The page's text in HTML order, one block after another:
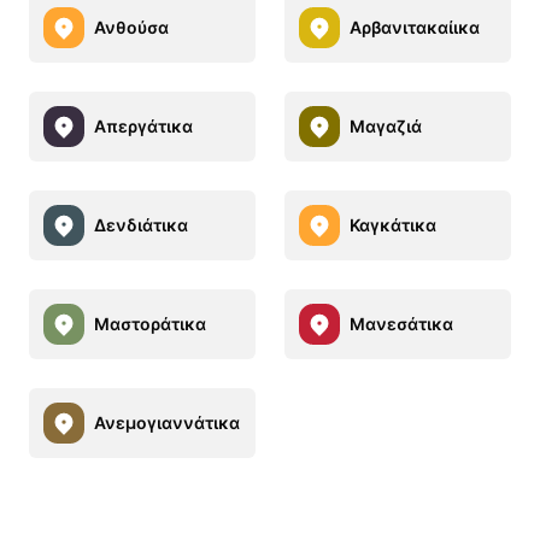
Ανθούσα Αρβανιτακαίικα
Απεργάτικα Μαγαζιά
Δενδιάτικα Καγκάτικα
Μαστοράτικα Μανεσάτικα
Ανεμογιαννάτικα